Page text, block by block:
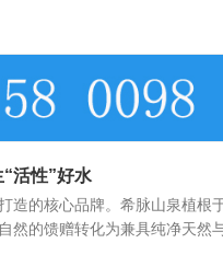
活性”好水
造的核心品牌。希脉山泉植根
然的馈赠转化为兼具纯净天然